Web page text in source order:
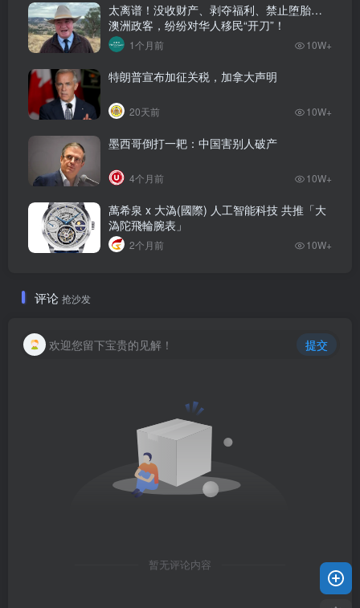
太离谱！没收财产、剥夺福利、禁止堕胎…
澳洲政客，纷纷对华人移民“开刀”！
1个月前 10W+
特朗普宣布加征关税，加拿大声明
20天前 10W+
墨西哥倒打一耙：中国害别人破产
4个月前 10W+
萬希泉 x 大溈(國際) 人工智能科技 共推「大
溈陀飛輪腕表」
2个月前 10W+
评论 抢沙发
欢迎您留下宝贵的见解！ 提交
暂无评论内容